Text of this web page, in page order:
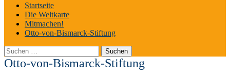
Startseite
Die Weltkarte
Mitmachen!
Otto-von-Bismarck-Stiftung
Suchen
nach:
Otto-von-Bismarck-Stiftung